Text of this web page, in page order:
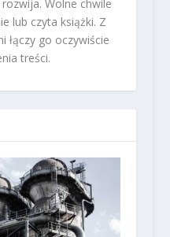
Wolne chwile
lub czyta książki. Z
łączy go oczywiście
treści.